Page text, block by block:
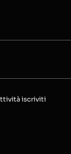
iscriviti